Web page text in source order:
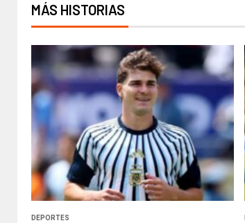
MÁS HISTORIAS
DEPORTES